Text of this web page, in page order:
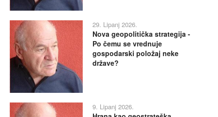
29. Lipanj 2026.
Nova geopolitička strategija -
Po čemu se vrednuje
gospodarski položaj neke
države?
9. Lipanj 2026.